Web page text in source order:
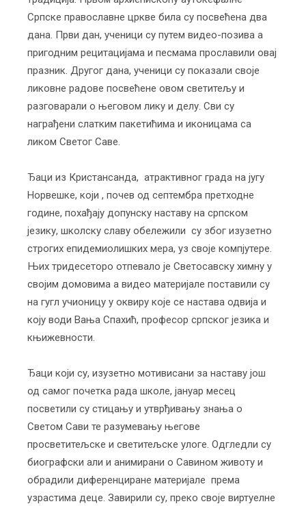
Српске православне цркве била су посвећена два
дана. Први дан, ученици су путем видео-позива а
пригодним рецитацијама и песмама прославили овај
празник. Другог дана, ученици су показали своје
ликовне радове посвећене овом светитељу и
разговарали о његовом лику и делу. Сви су
награђени слатким пакетићима и иконицама са
ликом Светог Саве.
Ђаци из Кристансанда, атрактивног града на југу
Норвешке, који , почев од септембра претходне
године, похађају допунску наставу на српском
језику, школску славу обележили су због изузетно
строгих епидемиолишких мера, уз своје компјутере.
Њих тридесеторо отпевало је Светосавску химну у
својим домовима а видео материјале поставили су
на гугл учионицу у оквиру које се настава одвија и
коју води Вања Спахић, професор српског језика и
књижевности.
Ђаци који су, изузетно мотивисани за наставу још
од самог почетка рада школе, јануар месец
посветили су стицању и утврђивању знања о
Светом Сави те разумевању његове
просветитељске и светитељске улоге. Одгледли су
биографски али и анимирани о Савином животу и
обрадили диференциране материјале према
узрастима деце. Завирили су, преко своје виртуелне